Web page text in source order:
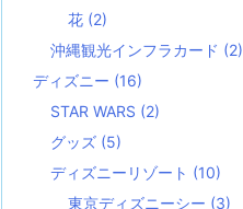
花 (2)
沖縄観光インフラカード (2)
ディズニー (16)
STAR WARS (2)
グッズ (5)
ディズニーリゾート (10)
東京ディズニーシー (3)